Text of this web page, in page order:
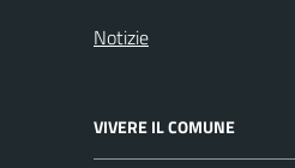
Notizie
VIVERE IL COMUNE